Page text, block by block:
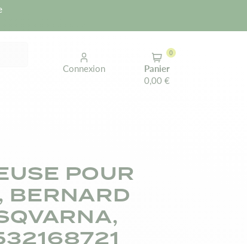
Connexion
Panier
0,00 €
0
POUR
BERNARD